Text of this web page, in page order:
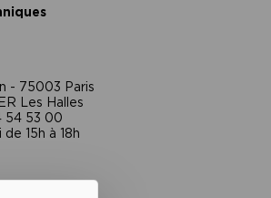
- 75003 Paris
Les Halles
54 53 00
15h à 18h